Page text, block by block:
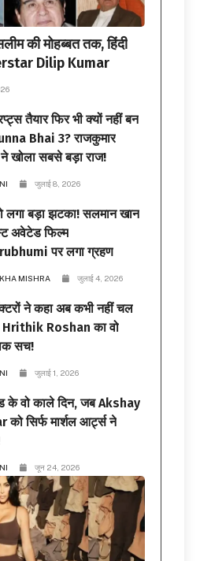
की मोहब्बत तक, हिंदी
Dilip Kumar
तैयार फिर भी क्यों नहीं बन
Bhai 3? राजकुमार
ने खोला सबसे बड़ा राज!
जुलाई 8, 2026
बड़ा झटका! सलमान खान
अवेटेड फिल्म
पर लगा ग्रहण
MISHRA जुलाई 4, 2026
ने कहा अब कभी नहीं चल
Hrithik Roshan का वो
सच!
जुलाई 1, 2026
के वो काले दिन, जब Akshay
को सिर्फ मार्शल आर्ट्स ने
जून 24, 2026